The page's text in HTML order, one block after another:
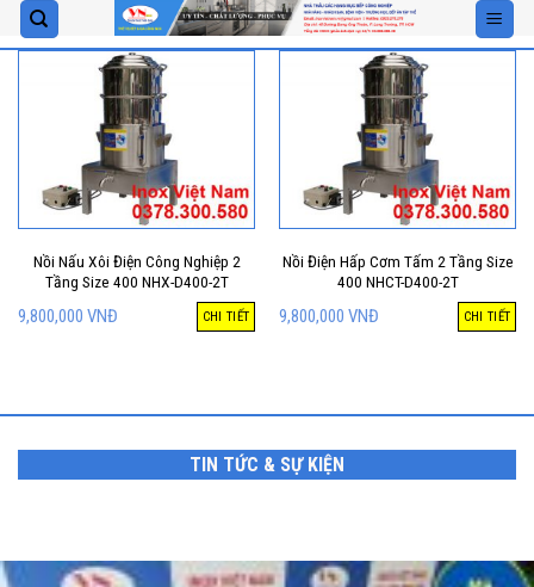
Skip
to
Nồi Nấu Xôi Điện Công Nghiệp 2
Tầng Size 400 NHX-D400-2T
9,800,000 VNĐ CHI TIẾT
Nồi Điện Hấp Cơm Tấm 2 Tầng Size
400 NHCT-D400-2T
9,800,000 VNĐ CHI TIẾT
TIN TỨC & SỰ KIỆN